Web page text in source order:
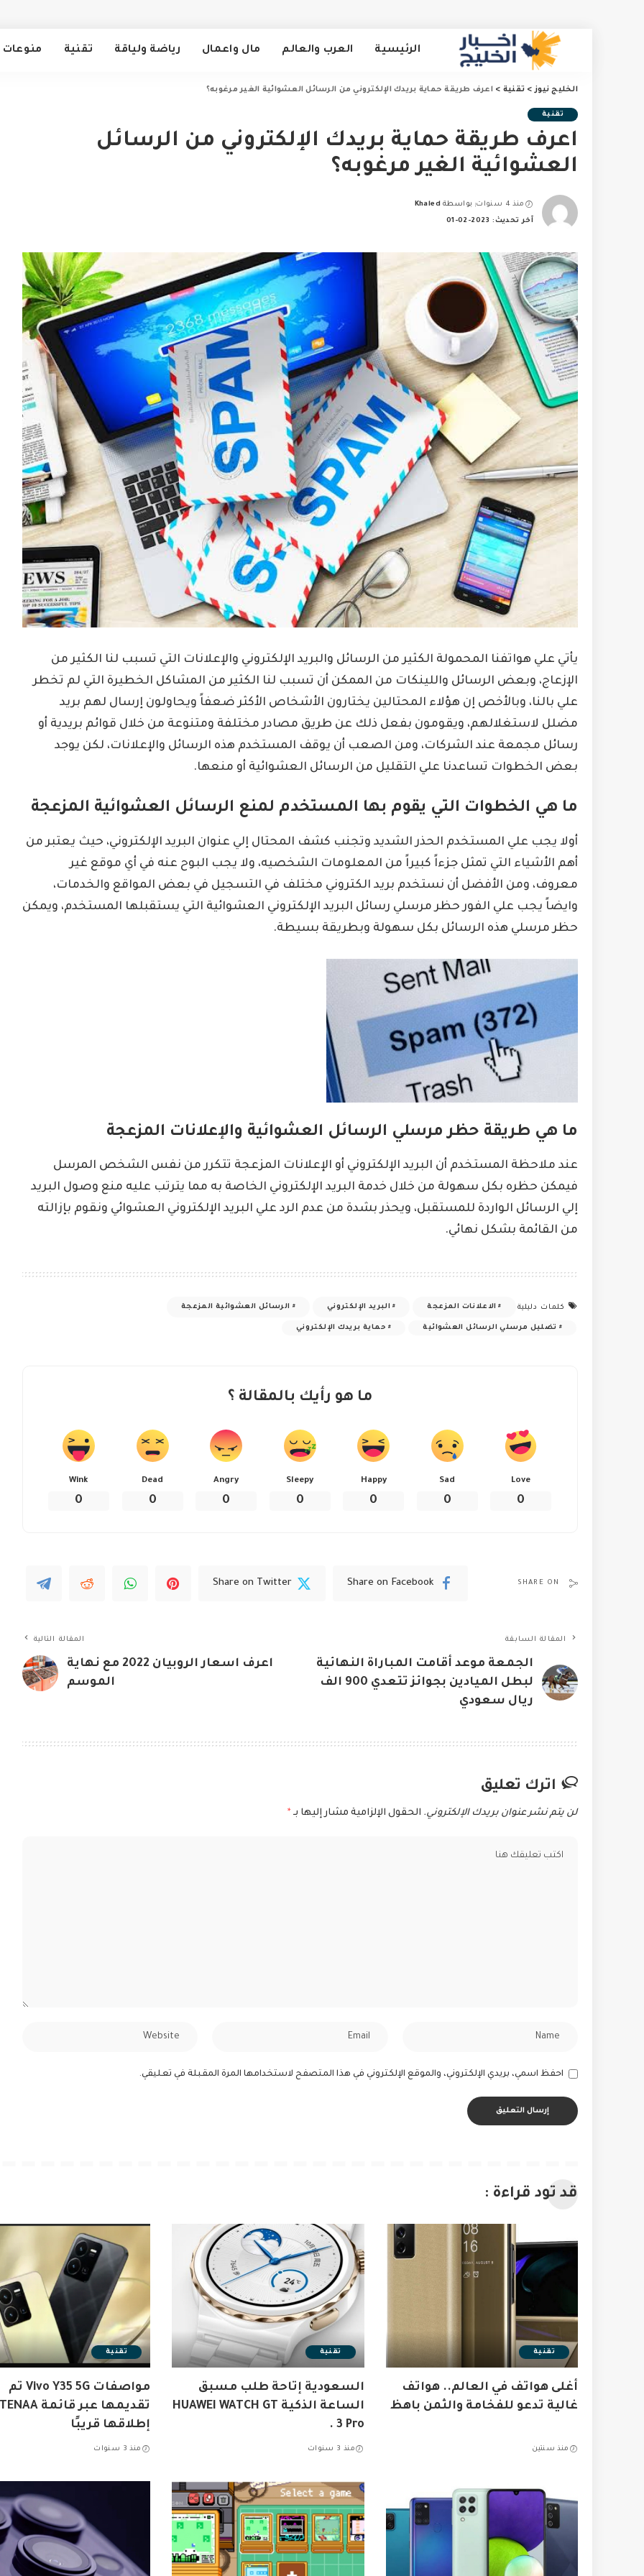
الرئيسية العرب والعالم مال واعمال رياضة ولياقة تقنية منوعات
الخليج نيوز> تقنية > اعرف طريقة حماية بريدك الإلكتروني من الرسائل العشوائية الغير مرغوبه؟
تقنية
اعرف طريقة حماية بريدك الإلكتروني من الرسائل
العشوائية الغير مرغوبه؟
منذ 4 سنوات
Posted
by
بواسطة Khaled
آخر تحديث: 2023-02-01
يأتي علي هواتفنا المحمولة الكثير من الرسائل والبريد الإلكتروني والإعلانات التي تسبب لنا الكثير من
الإزعاج، وبعض الرسائل واللينكات من الممكن أن تسبب لنا الكثير من المشاكل الخطيرة التي لم تخطر
علي بالنا، وبالأخص إن هؤلاء المحتالين يختارون الأشخاص الأكثر ضعفاً ويحاولون إرسال لهم بريد
مضلل لاستغلالهم، ويقومون بفعل ذلك عن طريق مصادر مختلفة ومتنوعة من خلال قوائم بريدية أو
رسائل مجمعة عند الشركات، ومن الصعب أن يوقف المستخدم هذه الرسائل والإعلانات، لكن يوجد
بعض الخطوات تساعدنا علي التقليل من الرسائل العشوائية أو منعها.
ما هي الخطوات التي يقوم بها المستخدم لمنع الرسائل العشوائية المزعجة
أولا يجب علي المستخدم الحذر الشديد وتجنب كشف المحتال إلي عنوان البريد الإلكتروني، حيث يعتبر من
أهم الأشياء التي تمثل جزءاً كبيراً من المعلومات الشخصيه، ولا يجب البوح عنه في أي موقع غير
معروف، ومن الأفضل أن نستخدم بريد الكتروني مختلف في التسجيل في بعض المواقع والخدمات،
وايضاً يجب علي الفور حظر مرسلي رسائل البريد الإلكتروني العشوائية التي يستقبلها المستخدم، ويمكن
حظر مرسلي هذه الرسائل بكل سهولة وبطريقة بسيطة.
ما هي طريقة حظر مرسلي الرسائل العشوائية والإعلانات المزعجة
عند ملاحظة المستخدم أن البريد الإلكتروني أو الإعلانات المزعجة تتكرر من نفس الشخص المرسل
فيمكن حظره بكل سهولة من خلال خدمة البريد الإلكتروني الخاصة به مما يترتب عليه منع وصول البريد
إلي الرسائل الواردة للمستقبل، ويحذر بشدة من عدم الرد علي البريد الإلكتروني العشوائي ونقوم بإزالته
من القائمة بشكل نهائي.
كلمات دليلية الاعلانات المزعجة البريد الإلكتروني الرسائل العشوائية المزعجة
تضليل مرسلي الرسائل العشوائية حماية بريدك الإلكتروني
ما هو رأيك بالمقالة ؟
Love
0
Sad
0
Happy
0
Sleepy
0
Angry
0
Dead
0
Wink
0
SHARE ON
Share on Facebook
Share on Twitter
المقالة السابقة
الجمعة موعد أقامت المباراة النهائية
لبطل الميادين بجوائز تتعدي 900 الف
ريال سعودي
المقالة التالية
اعرف اسعار الروبيان 2022 مع نهاية
الموسم
اترك تعليق
لن يتم نشر عنوان بريدك الإلكتروني. الحقول الإلزامية مشار إليها بـ *
احفظ اسمي، بريدي الإلكتروني، والموقع الإلكتروني في هذا المتصفح لاستخدامها المرة المقبلة في تعليقي.
قد تود قراءة :
تقنية
أغلى هواتف في العالم.. هواتف
غالية تدعو للفخامة والثمن باهظ
منذ سنتين
تقنية
السعودية إتاحة طلب مسبق
الساعة الذكية HUAWEI WATCH GT
3 Pro .
منذ 3 سنوات
تقنية
مواصفات Vivo Y35 5G تم
إطلاقها قريبًا
منذ 3 سنوات